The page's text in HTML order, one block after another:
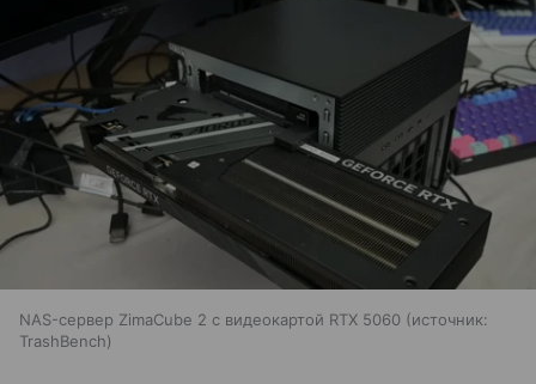
NAS-сервер ZimaCube 2 с видеокартой RTX 5060
источник:
TrashBench